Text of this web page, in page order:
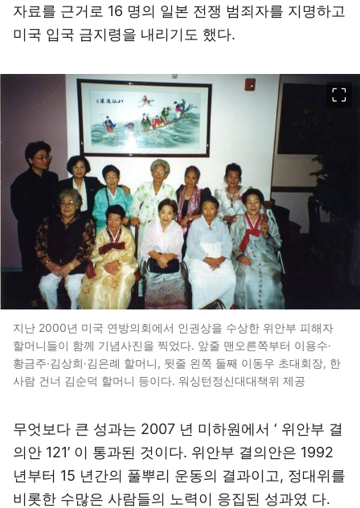
자료를 근거로 16 명의 일본 전쟁 범죄자를 지명하고
미국 입국 금지령을 내리기도 했다.
지난 2000년 미국 연방의회에서 인권상을 수상한 위안부 피해자
할머니들이 함께 기념사진을 찍었다. 앞줄 맨오른쪽부터 이용수·
황금주·김상희·김은례 할머니, 뒷줄 왼쪽 둘째 이동우 초대회장, 한
사람 건너 김순덕 할머니 등이다. 워싱턴정신대대책위 제공
무엇보다 큰 성과는 2007 년 미하원에서 ‘ 위안부 결
의안 121’ 이 통과된 것이다. 위안부 결의안은 1992
년부터 15 년간의 풀뿌리 운동의 결과이고, 정대위를
비롯한 수많은 사람들의 노력이 응집된 성과였 다.